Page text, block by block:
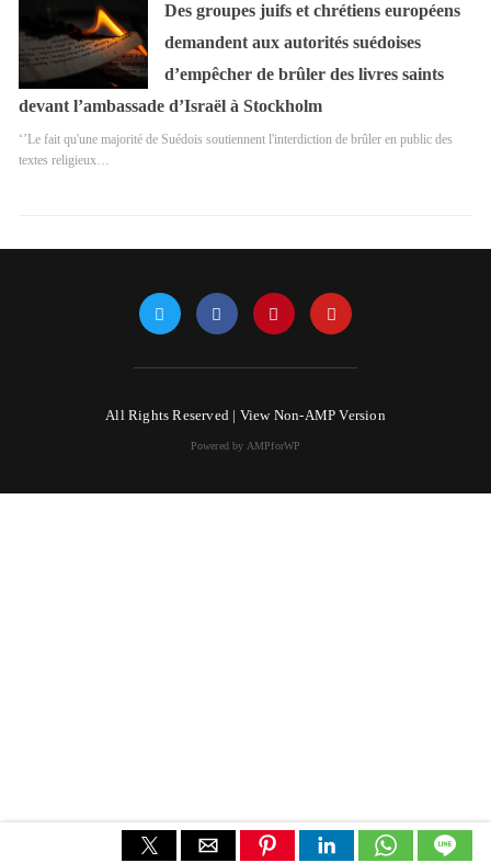
Des groupes juifs et chrétiens européens
demandent aux autorités suédoises
d’empêcher de brûler des livres saints
devant l’ambassade d’Israël à Stockholm
‘’Le fait qu'une majorité de Suédois soutiennent l'interdiction de brûler en public des
textes religieux…
All Rights Reserved | View Non-AMP Version
Powered by AMPforWP